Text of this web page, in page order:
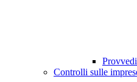
Controlli sulle